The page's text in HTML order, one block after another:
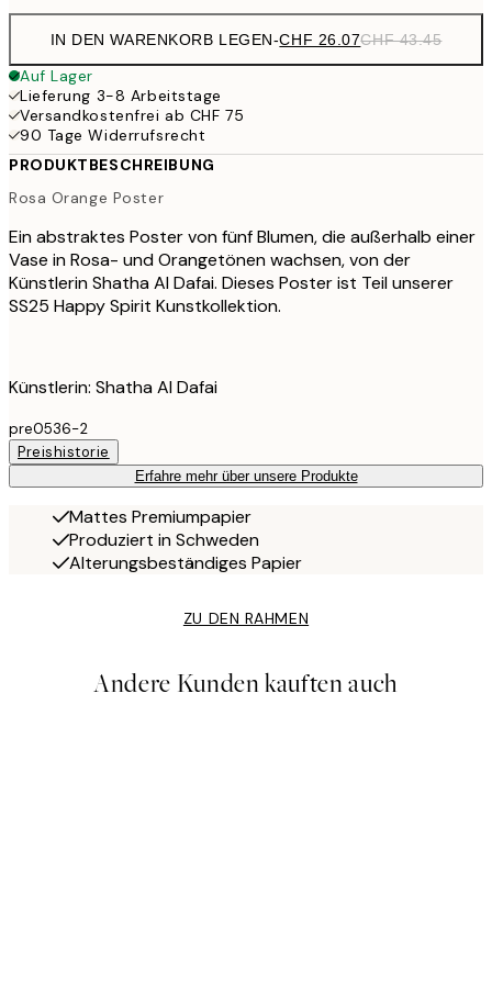
IN DEN WARENKORB LEGEN-CHF 26.07CHF 43.45
Auf Lager
Lieferung 3-8 Arbeitstage
Versandkostenfrei ab CHF 75
90 Tage Widerrufsrecht
PRODUKTBESCHREIBUNG
Rosa Orange Poster
Ein abstraktes Poster von fünf Blumen, die außerhalb einer
Vase in Rosa- und Orangetönen wachsen, von der
Künstlerin Shatha Al Dafai. Dieses Poster ist Teil unserer
SS25 Happy Spirit Kunstkollektion.
Künstlerin: Shatha Al Dafai
pre0536-2
Preishistorie
Erfahre mehr über unsere Produkte
Mattes Premiumpapier
Produziert in Schweden
Alterungsbeständiges Papier
ZU DEN RAHMEN
Andere Kunden kauften auch